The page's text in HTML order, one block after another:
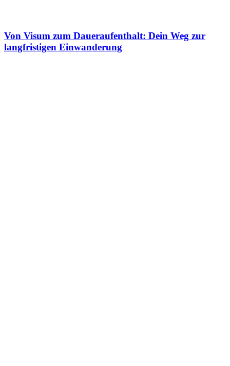
Von Visum zum Daueraufenthalt: Dein Weg zur
langfristigen Einwanderung